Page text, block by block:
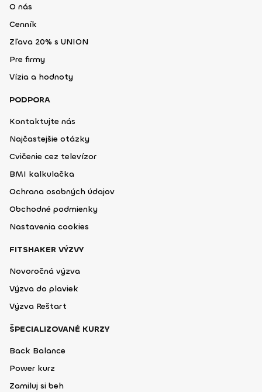
O nás
Cenník
Zľava 20% s UNION
Pre firmy
Vízia a hodnoty
PODPORA
Kontaktujte nás
Najčastejšie otázky
Cvičenie cez televízor
BMI kalkulačka
Ochrana osobných údajov
Obchodné podmienky
Nastavenia cookies
FITSHAKER VÝZVY
Novoročná výzva
Výzva do plaviek
Výzva Reštart
ŠPECIALIZOVANÉ KURZY
Back Balance
Power kurz
Zamiluj si beh